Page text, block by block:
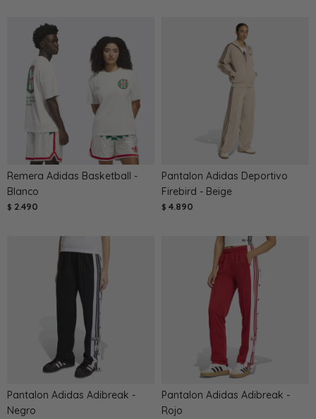
Remera Adidas Basketball -
Blanco
$ 2.490
Pantalon Adidas Deportivo
Firebird - Beige
$ 4.890
Pantalon Adidas Adibreak -
Negro
Pantalon Adidas Adibreak -
Rojo